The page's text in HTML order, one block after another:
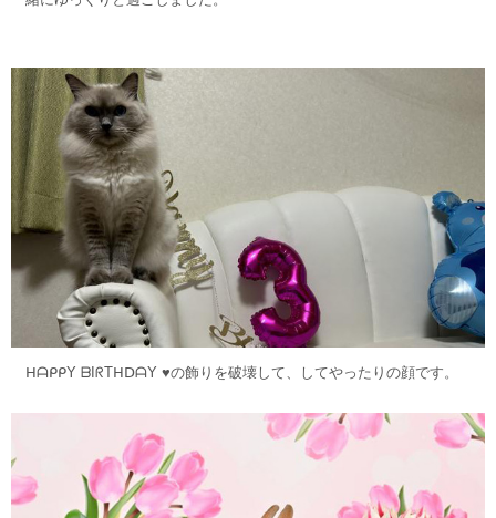
ᕼᗩᑭᑭY ᗷIᖇTᕼᗞᗩY ♥︎の飾りを破壊して、してやったりの顔です。